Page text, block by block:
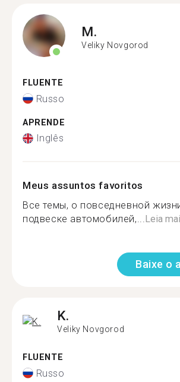
M.
Veliky Novgorod
FLUENTE
Russo
APRENDE
Inglês
Meus assuntos favoritos
Все темы, о повседневной
подвеске автомобилей,...Leia
Baixe o
K.
Veliky Novgorod
FLUENTE
Russo